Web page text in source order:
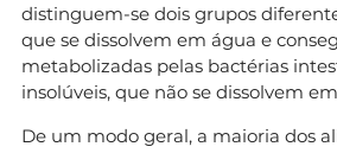
distinguem-se dois grupos
que se dissolvem em água e
metabolizadas pelas bactérias
insolúveis, que não se dissolvem
De um modo geral, a maioria dos